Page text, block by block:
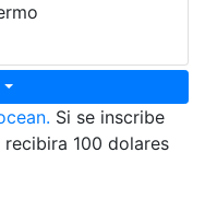
Si se inscribe
100 dolares